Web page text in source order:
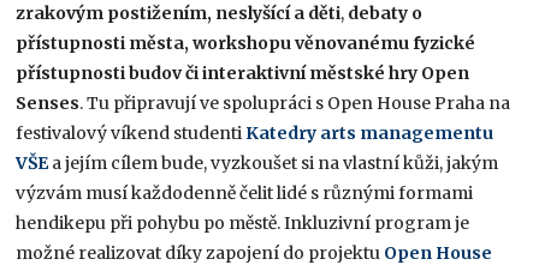
zrakovým postižením, neslyšící a děti, debaty o
přístupnosti města, workshopu věnovanému fyzické
přístupnosti budov či interaktivní městské hry Open
Senses. Tu připravují ve spolupráci s Open House Praha na
festivalový víkend studentiKatedry arts managementu
VŠEa jejím cílem bude, vyzkoušet si na vlastní kůži, jakým
výzvám musí každodenně čelit lidé s různými formami
hendikepu při pohybu po městě. Inkluzivní program je
možné realizovat díky zapojení do projektu Open House